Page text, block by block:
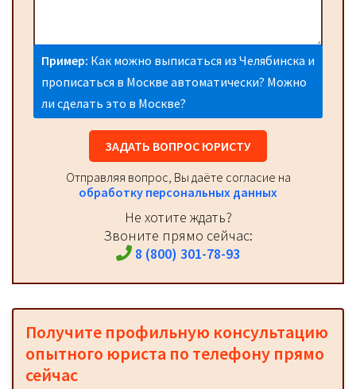
Пример: Как можно выписаться из Челябинска и
прописаться в Москве автоматически? Можно
ли сделать это в Москве?
ЗАДАТЬ ВОПРОС ЮРИСТУ
Отправляя вопрос, Вы даёте согласие на
обработку персональных данных
Не хотите ждать?
Звоните прямо сейчас:
8 (800) 301-78-93
Получите профильную консультацию
опытного юриста по телефону прямо
сейчас